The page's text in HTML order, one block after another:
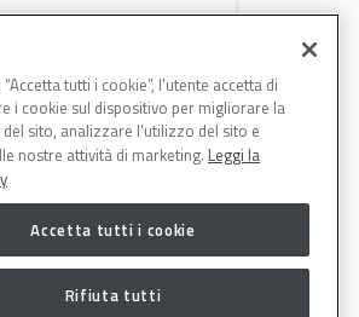
e costi in
semi-
la
che
potrebbe
dell’auto elettrica
“Accetta tutti i cookie”, l'utente accetta di
i cookie sul dispositivo per migliorare la
sito, analizzare l'utilizzo del sito e
nostre attività di marketing. Leggi la
Accetta tutti i cookie
Rifiuta tutti